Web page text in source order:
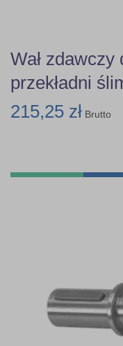
Wał
przekładni
215,25 zł Brutto